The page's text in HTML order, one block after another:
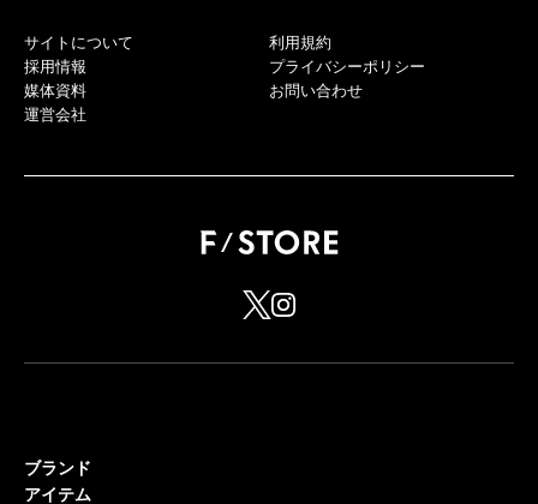
サイトについて
採用情報
媒体資料
運営会社
利用規約
プライバシーポリシー
お問い合わせ
ブランド
アイテム